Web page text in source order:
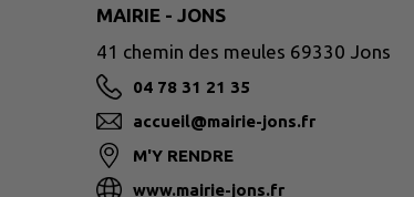
MAIRIE - JONS
41 chemin des meules 69330 Jons
04 78 31 21 35
accueil@mairie-jons.fr
M'Y RENDRE
www.mairie-jons.fr